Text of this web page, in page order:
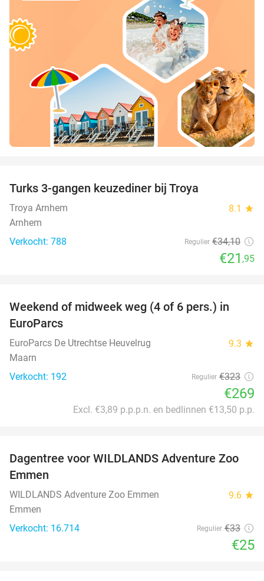
Turks 3-gangen keuzediner bij Troya
Troya Arnhem 8.1 star
Arnhem
Verkocht: 788
Regulier €34,10
€21 ,95
17%
Weekend of midweek weg (4 of 6 pers.) in
EuroParcs
EuroParcs De Utrechtse Heuvelrug 9.3 star
Maarn
Verkocht: 192
Regulier €323
€269
Excl. €3,89 p.p.p.n. en bedlinnen €13,50 p.p.
24%
Dagentree voor WILDLANDS Adventure Zoo
Emmen
WILDLANDS Adventure Zoo Emmen 9.6 star
Emmen
Verkocht: 16.714
Regulier €33
€25